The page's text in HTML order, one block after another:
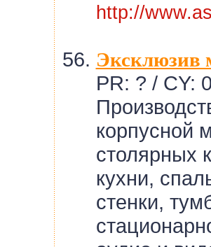
http://
Эксклюзив
PR: ? / CY:
корпусной
столярных
кухни,
стенки,